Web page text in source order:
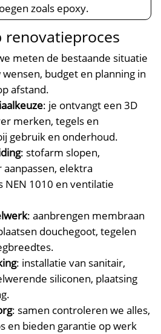
zoals epoxy.​
renovatieproces
meten de bestaande situatie
budget en planning in
afstand.​
: je ontvangt een 3D
merken, tegels en
gebruik en onderhoud.​
: stofarm slopen,
elektra
1010 en ventilatie
: aanbrengen membraan
douchegoot, tegelen
: installatie van sanitair,
siliconen, plaatsing
: samen controleren we alles,
en bieden garantie op werk